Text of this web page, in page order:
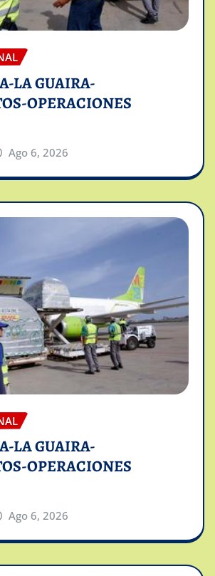
LA GUAIRA-
OPERACIONES
Ago 6, 2026
LA GUAIRA-
OPERACIONES
Ago 6, 2026